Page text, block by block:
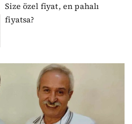
Size özel fiyat, en pahalı
fiyatsa?